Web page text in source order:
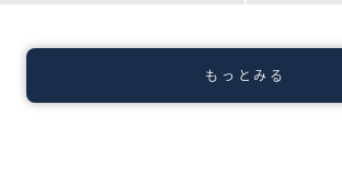
もっとみる